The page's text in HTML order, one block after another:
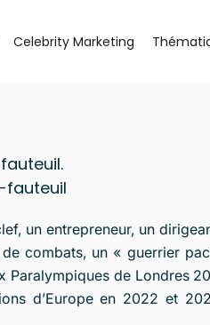
Celebrity Marketing
fauteuil
un entrepreneur, un
combats, un « guerrier
Paralympiques de Londres
d’Europe en 2022 et